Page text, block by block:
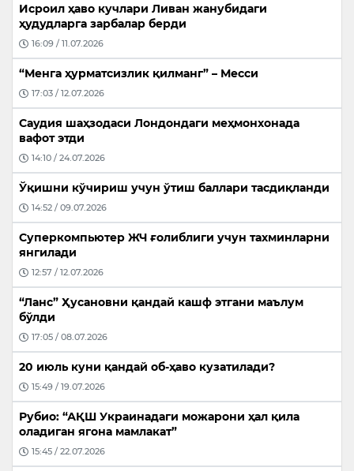
Исроил ҳаво кучлари Ливан жанубидаги
ҳудудларга зарбалар берди
16:09 / 11.07.2026
“Менга ҳурматсизлик қилманг” – Месси
17:03 / 12.07.2026
Саудия шаҳзодаси Лондондаги меҳмонхонада
вафот этди
14:10 / 24.07.2026
Ўқишни кўчириш учун ўтиш баллари тасдиқланди
14:52 / 09.07.2026
Суперкомпьютер ЖЧ ғолиблиги учун тахминларни
янгилади
12:57 / 12.07.2026
“Ланс” Ҳусановни қандай кашф этгани маълум
бўлди
17:05 / 08.07.2026
20 июль куни қандай об-ҳаво кузатилади?
15:49 / 19.07.2026
Рубио: “АҚШ Украинадаги можарони ҳал қила
оладиган ягона мамлакат”
15:45 / 22.07.2026